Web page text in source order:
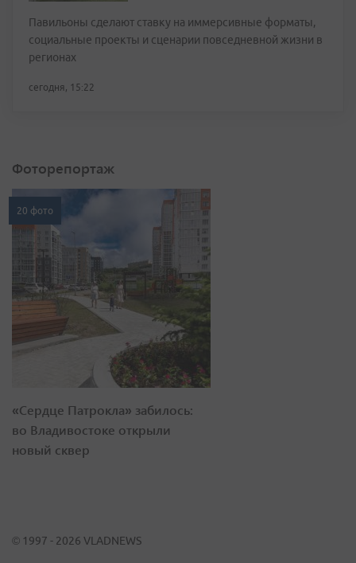
Павильоны сделают ставку на иммерсивные форматы,
социальные проекты и сценарии повседневной жизни в
регионах
сегодня, 15:22
Фоторепортаж
20 фото
«Сердце Патрокла» забилось:
во Владивостоке открыли
новый сквер
© 1997 - 2026 VLADNEWS